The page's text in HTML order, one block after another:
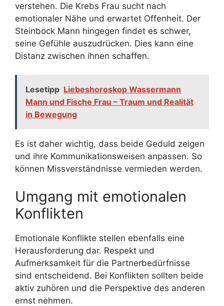
verstehen. Die Krebs Frau sucht nach
emotionaler Nähe und erwartet Offenheit. Der
Steinbock Mann hingegen findet es schwer,
seine Gefühle auszudrücken. Dies kann eine
Distanz zwischen ihnen schaffen.
Lesetipp Liebeshoroskop Wassermann
Mann und Fische Frau – Traum und Realität
in Bewegung
Es ist daher wichtig, dass beide Geduld zeigen
und ihre Kommunikationsweisen anpassen. So
können Missverständnisse vermieden werden.
Umgang mit emotionalen
Konflikten
Emotionale Konflikte stellen ebenfalls eine
Herausforderung dar. Respekt und
Aufmerksamkeit für die Partnerbedürfnisse
sind entscheidend. Bei Konflikten sollten beide
aktiv zuhören und die Perspektive des anderen
ernst nehmen.